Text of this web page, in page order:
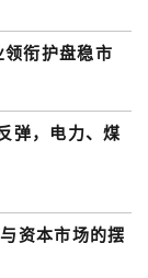
衔护盘稳市
弹，电力、煤
资本市场的摆